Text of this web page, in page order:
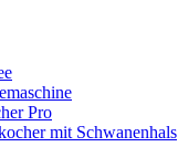
Pro
mit Schwanenhals